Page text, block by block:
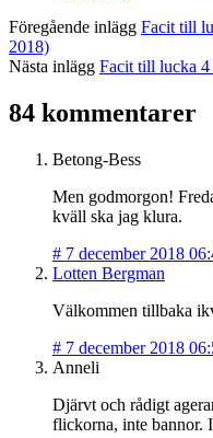
Föregående inlägg Facit till
2018)
Nästa inlägg Facit till lucka
84 kommentarer
Betong-Bess
Men godmorgon!
kväll ska jag klura.
# 7 december 2018
Lotten Bergman
Välkommen tillbaka
# 7 december 2018
Anneli
Djärvt och rådigt
flickorna, inte bannor.